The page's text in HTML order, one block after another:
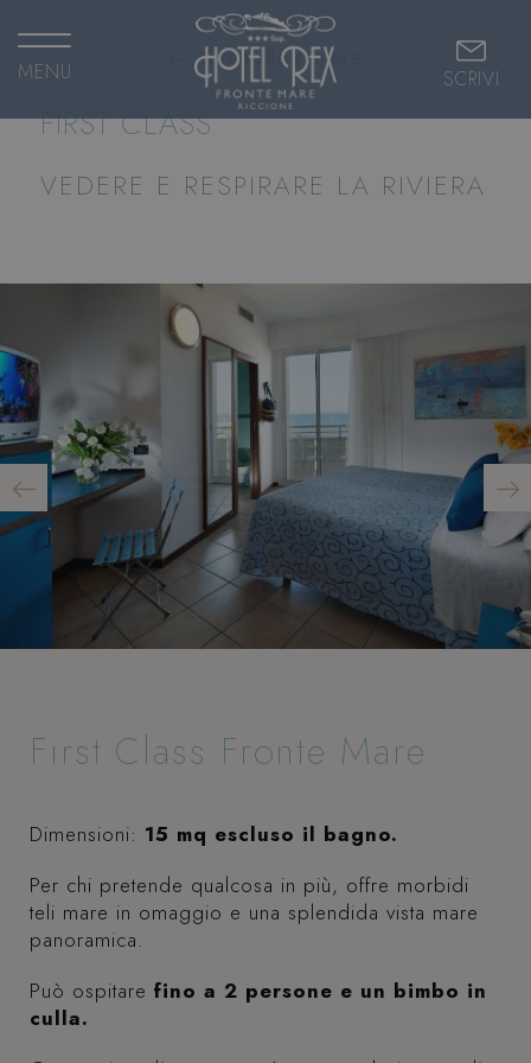
MENU SCRIVI
torna alle camere
FIRST CLASS
VEDERE E RESPIRARE LA RIVIERA
First Class Fronte Mare
Dimensioni: 15 mq escluso il bagno.
Per chi pretende qualcosa in più, offre morbidi
teli mare in omaggio e una splendida vista mare
panoramica.
Può ospitare fino a 2 persone e un bimbo in
culla.